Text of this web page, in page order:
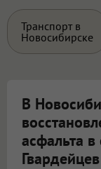
Транспорт в
Новосибирске
В
асфальта
Гвардейцев